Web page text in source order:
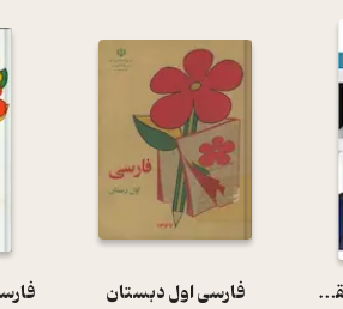
9 مرد موفق، 90 رمز موفقیت فارسی اول دبستان